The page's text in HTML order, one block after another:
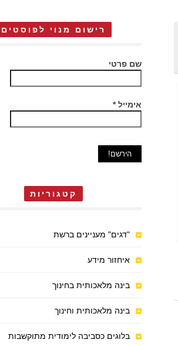
רישום מנוי לפוסטים
שם פרטי
אימייל*
קטגוריות
"דגים" מעניינים ברשת
איחזור מידע
בינה מלאכותית בחינוך
בינה מלאכותית וחינוך
בלוגים כסביבה לימודית מתוקשבות